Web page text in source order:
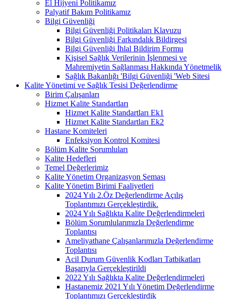
El Hijyeni Politikamız
Palyatif Bakım Politikamız
Bilgi Güvenliği
Bilgi Güvenliği Politikaları Klavuzu
Bilgi Güvenliği Farkındalık Bildirgesi
Bilgi Güvenliği İhlal Bildirim Formu
Kişisel Sağlık Verilerinin İşlenmesi ve
Mahremiyetin Sağlanması Hakkında Yönetmelik
Sağlık Bakanlığı 'Bilgi Güvenliği 'Web Sitesi
Kalite Yönetimi ve Sağlık Tesisi Değerlendirme
Birim Çalışanları
Hizmet Kalite Standartları
Hizmet Kalite Standartları Ek1
Hizmet Kalite Standartları Ek2
Hastane Komiteleri
Enfeksiyon Kontrol Komitesi
Bölüm Kalite Sorumluları
Kalite Hedefleri
Temel Değerlerimiz
Kalite Yönetim Organizasyon Şeması
Kalite Yönetim Birimi Faaliyetleri
2024 Yılı 2.Öz Değerlendirme Açılış
Toplantımızı Gerçekleştirdik.
2024 Yılı Sağlıkta Kalite Değerlendirmeleri
Bölüm Sorumlularımızla Değerlendirme
Toplantısı
Ameliyathane Çalışanlarımızla Değerlendirme
Toplantısı
Acil Durum Güvenlik Kodları Tatbikatları
Başarıyla Gerçekleştirildi
2022 Yılı Sağlıkta Kalite Değerlendirmeleri
Hastanemiz 2021 Yılı Yönetim Değerlendirme
Toplantımızı Gerçekleştirdik